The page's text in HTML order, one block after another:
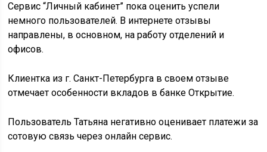
Сервис “Личный кабинет” пока оценить успели
немного пользователей. В интернете отзывы
направлены, в основном, на работу отделений и
офисов.
Клиентка из г. Санкт-Петербурга в своем отзыве
отмечает особенности вкладов в банке Открытие.
Пользователь Татьяна негативно оценивает платежи за
сотовую связь через онлайн сервис.